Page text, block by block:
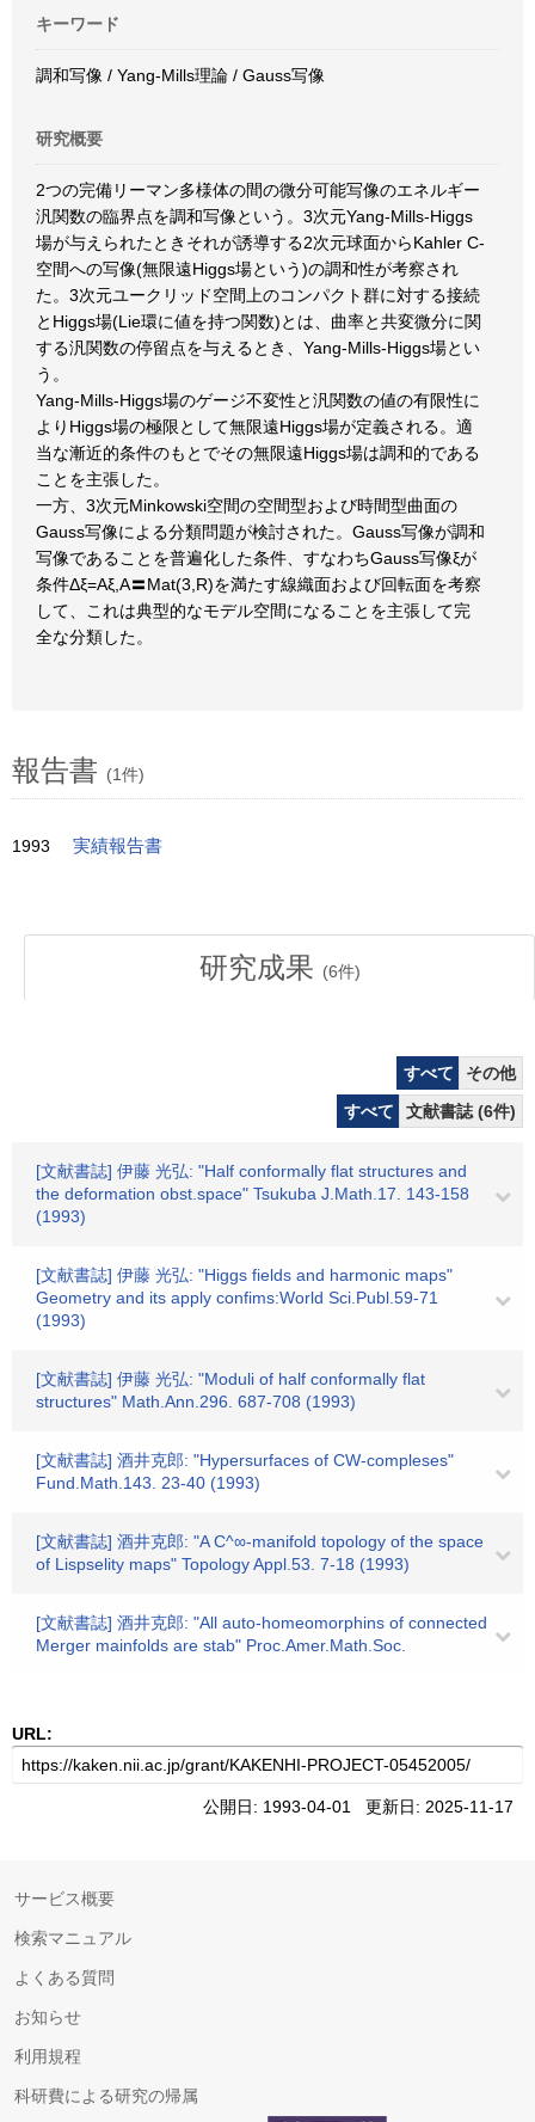
キーワード
調和写像 / Yang-Mills理論 / Gauss写像
研究概要
2つの完備リーマン多様体の間の微分可能写像のエネルギー
汎関数の臨界点を調和写像という。3次元Yang-Mills-Higgs
場が与えられたときそれが誘導する2次元球面からKahler C-
空間への写像(無限遠Higgs場という)の調和性が考察され
た。3次元ユークリッド空間上のコンパクト群に対する接続
とHiggs場(Lie環に値を持つ関数)とは、曲率と共変微分に関
する汎関数の停留点を与えるとき、Yang-Mills-Higgs場とい
う。
Yang-Mills-Higgs場のゲージ不変性と汎関数の値の有限性に
よりHiggs場の極限として無限遠Higgs場が定義される。適
当な漸近的条件のもとでその無限遠Higgs場は調和的である
ことを主張した。
一方、3次元Minkowski空間の空間型および時間型曲面の
Gauss写像による分類問題が検討された。Gauss写像が調和
写像であることを普遍化した条件、すなわちGauss写像ξが
条件Δξ=Aξ,A〓Mat(3,R)を満たす線織面および回転面を考察
して、これは典型的なモデル空間になることを主張して完
全な分類した。
報告書 (1件)
1993 実績報告書
研究成果 (6件)
すべて
その他
すべて
文献書誌 (6件)
[文献書誌] 伊藤 光弘: "Half conformally flat structures and
the deformation obst.space" Tsukuba J.Math.17. 143-158
(1993)
[文献書誌] 伊藤 光弘: "Higgs fields and harmonic maps"
Geometry and its apply confims:World Sci.Publ.59-71
(1993)
[文献書誌] 伊藤 光弘: "Moduli of half conformally flat
structures" Math.Ann.296. 687-708 (1993)
[文献書誌] 酒井克郎: "Hypersurfaces of CW-compleses"
Fund.Math.143. 23-40 (1993)
[文献書誌] 酒井克郎: "A C^∞-manifold topology of the space
of Lispselity maps" Topology Appl.53. 7-18 (1993)
[文献書誌] 酒井克郎: "All auto-homeomorphins of connected
Merger mainfolds are stab" Proc.Amer.Math.Soc.
URL:
公開日: 1993-04-01 更新日: 2025-11-17
サービス概要
検索マニュアル
よくある質問
お知らせ
利用規程
科研費による研究の帰属